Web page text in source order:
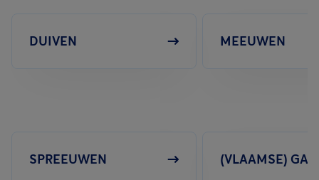
DUIVEN MEEUWEN
SPREEUWEN (VLAAMSE)